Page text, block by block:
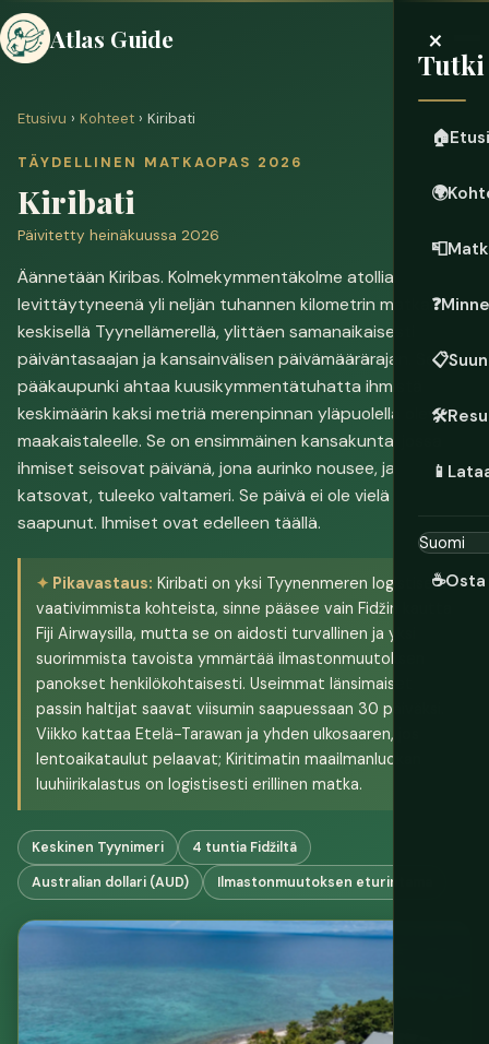
Atlas Guide ×
Tutki
🏠
🌍
📮
❓
📋
🛠️
📱
☕Osta
Etusivu › Kohteet › Kiribati
TÄYDELLINEN MATKAOPAS 2026
Kiribati
Päivitetty heinäkuussa 2026
Äännetään Kiribas. Kolmekymmentäkolme atollia
levittäytyneenä yli neljän tuhannen kilometrin matkalle
keskisellä Tyynellämerellä, ylittäen samanaikaisesti
päiväntasaajan ja kansainvälisen päivämäärärajan. Sen
pääkaupunki ahtaa kuusikymmentätuhatta ihmistä
keskimäärin kaksi metriä merenpinnan yläpuolella olevalle
maakaistaleelle. Se on ensimmäinen kansakunta, jossa
ihmiset seisovat päivänä, jona aurinko nousee, ja
katsovat, tuleeko valtameri. Se päivä ei ole vielä
saapunut. Ihmiset ovat edelleen täällä.
Pikavastaus: Kiribati on yksi Tyynenmeren logistisesti
vaativimmista kohteista, sinne pääsee vain Fidžin kautta
Fiji Airwaysilla, mutta se on aidosti turvallinen ja yksi
suorimmista tavoista ymmärtää ilmastonmuutoksen
panokset henkilökohtaisesti. Useimmat länsimaiset
passin haltijat saavat viisumin saapuessaan 30 päiväksi.
Viikko kattaa Etelä-Tarawan ja yhden ulkosaaren, jos
lentoaikataulut pelaavat; Kiritimatin maailmanluokan
luuhiirikalastus on logistisesti erillinen matka.
Keskinen Tyynimeri
4 tuntia Fidžiltä
Australian dollari (AUD)
Ilmastonmuutoksen eturintama